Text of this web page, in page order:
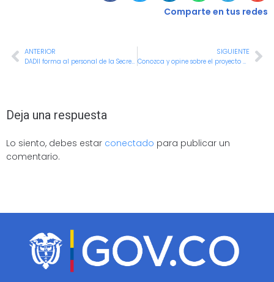
Comparte en tus redes
ANTERIOR
DADII forma al personal de la Secretaría de Cultura en Lecciones Aprendidas y Buenas Prácticas
SIGUIENTE
Conozca y opine sobre el proyecto que busca conformar el Comité Jurídico del Departamento Administrativo de Desarrollo e Innovación Institucional
Deja una respuesta
Lo siento, debes estar conectado para publicar un
comentario.